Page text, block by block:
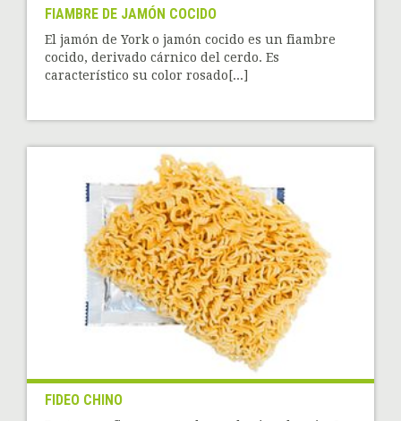
FIAMBRE DE JAMÓN COCIDO
El jamón de York o jamón cocido es un fiambre
cocido, derivado cárnico del cerdo. Es
característico su color rosado[...]
FIDEO CHINO